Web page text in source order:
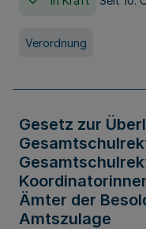
Verordnung
Gesetz zur
Ämter der
Amtszulage